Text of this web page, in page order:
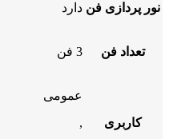
نور پردازی فن دارد
تعداد فن 3 فن
کاربری
عمومی
,